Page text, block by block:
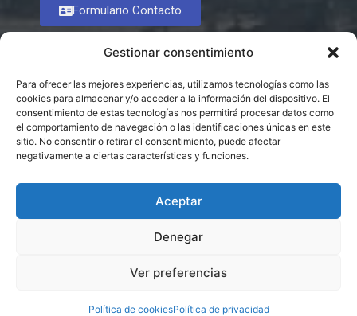
Gestionar consentimiento
Para ofrecer las mejores experiencias, utilizamos tecnologías como las
cookies para almacenar y/o acceder a la información del dispositivo. El
consentimiento de estas tecnologías nos permitirá procesar datos como
el comportamiento de navegación o las identificaciones únicas en este
sitio. No consentir o retirar el consentimiento, puede afectar
negativamente a ciertas características y funciones.
Aceptar
Denegar
Ver preferencias
Política de cookiesPolítica de privacidad
Formulario Contacto
© 2026 Excmo. Ayuntamiento de Sisante